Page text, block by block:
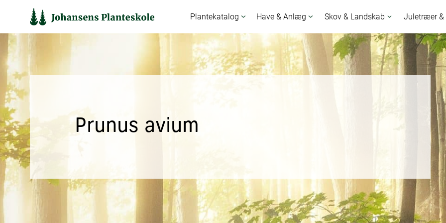
Plantekatalog Have & Anlæg Skov & Landskab Juletræer &
Prunus avium